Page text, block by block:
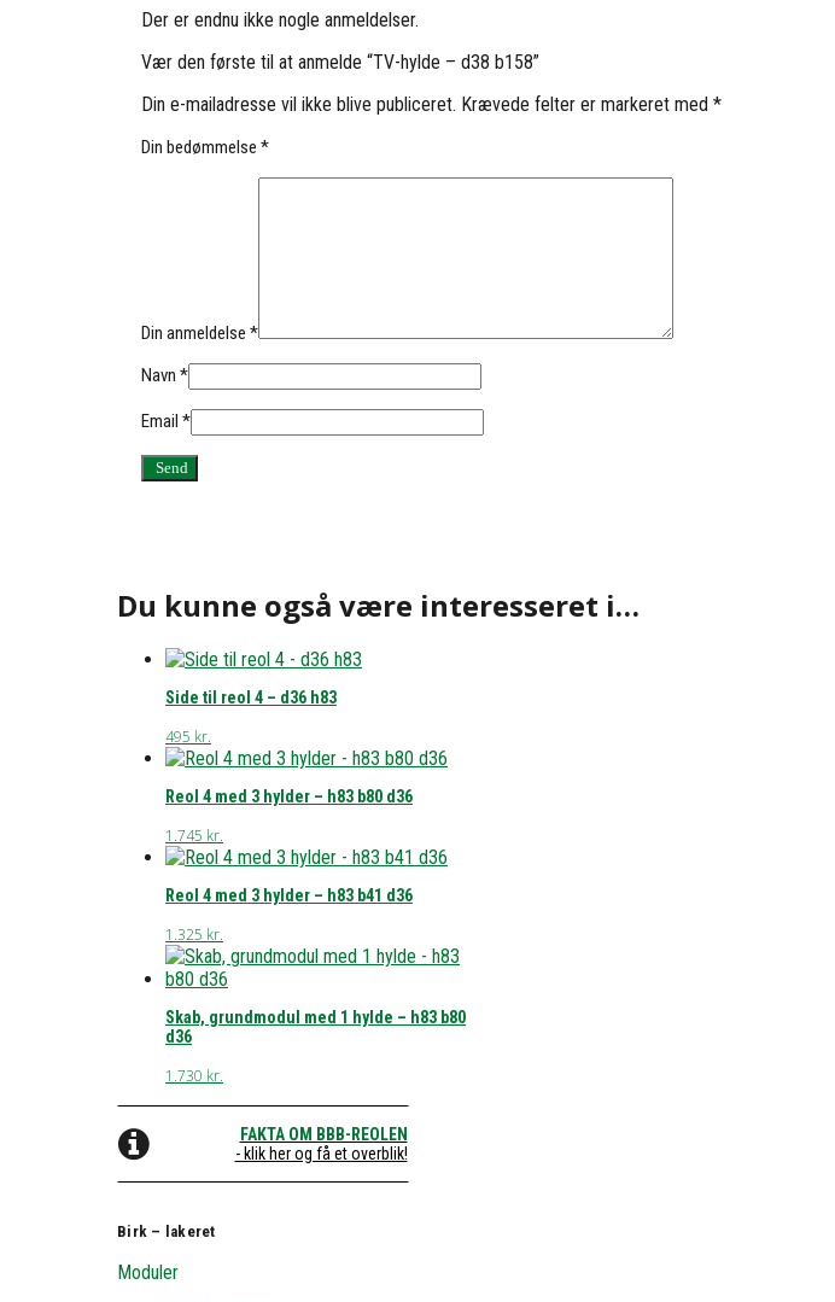
Der er endnu ikke nogle anmeldelser.
Vær den første til at anmelde “TV-hylde – d38 b158”
Din e-mailadresse vil ikke blive publiceret. Krævede felter er markeret med *
Din bedømmelse *
Din anmeldelse *
Navn *
Email *
Du kunne også være interesseret i…
Side til reol 4 – d36 h83
495 kr.
Reol 4 med 3 hylder – h83 b80 d36
1.745 kr.
Reol 4 med 3 hylder – h83 b41 d36
1.325 kr.
Skab, grundmodul med 1 hylde – h83 b80
d36
1.730 kr.
FAKTA OM BBB-REOLEN
- klik her og få et overblik!
Birk – lakeret
Moduler